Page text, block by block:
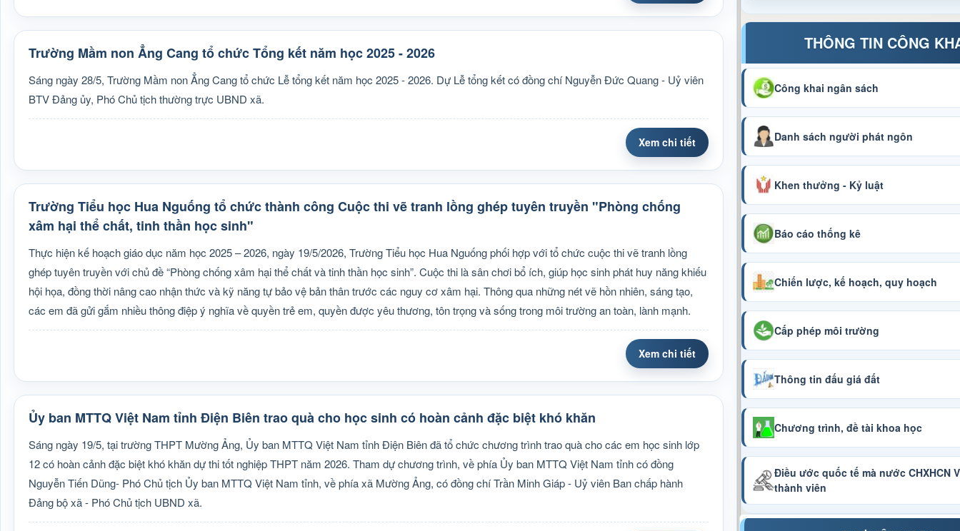
Trường Mầm non Ẳng Cang tổ chức Tổng kết năm học 2025 - 2026
Sáng ngày 28/5, Trường Mầm non Ẳng Cang tổ chức Lễ tổng kết năm học 2025 - 2026. Dự Lễ tổng kết có đồng chí Nguyễn Đức Quang - Uỷ viên
BTV Đảng ủy, Phó Chủ tịch thường trực UBND xã.
Xem chi tiết
Trường Tiểu học Hua Nguống tổ chức thành công Cuộc thi vẽ tranh lồng ghép tuyên truyền "Phòng chống
xâm hại thể chất, tinh thần học sinh"
Thực hiện kế hoạch giáo dục năm học 2025 – 2026, ngày 19/5/2026, Trường Tiểu học Hua Nguống phối hợp với tổ chức cuộc thi vẽ tranh lồng
ghép tuyên truyền với chủ đề “Phòng chống xâm hại thể chất và tinh thần học sinh”. Cuộc thi là sân chơi bổ ích, giúp học sinh phát huy năng khiếu
hội họa, đồng thời nâng cao nhận thức và kỹ năng tự bảo vệ bản thân trước các nguy cơ xâm hại. Thông qua những nét vẽ hồn nhiên, sáng tạo,
các em đã gửi gắm nhiều thông điệp ý nghĩa về quyền trẻ em, quyền được yêu thương, tôn trọng và sống trong môi trường an toàn, lành mạnh.
Xem chi tiết
Ủy ban MTTQ Việt Nam tỉnh Điện Biên trao quà cho học sinh có hoàn cảnh đặc biệt khó khăn
Sáng ngày 19/5, tại trường THPT Mường Ảng, Ủy ban MTTQ Việt Nam tỉnh Điện Biên đã tổ chức chương trình trao quà cho các em học sinh lớp
12 có hoàn cảnh đặc biệt khó khăn dự thi tốt nghiệp THPT năm 2026. Tham dự chương trình, về phía Ủy ban MTTQ Việt Nam tỉnh có đồng
Nguyễn Tiến Dũng- Phó Chủ tịch Ủy ban MTTQ Việt Nam tỉnh, về phía xã Mường Ảng, có đồng chí Trần Minh Giáp - Uỷ viên Ban chấp hành
Đảng bộ xã - Phó Chủ tịch UBND xã.
THÔNG TIN CÔNG
Công khai ngân sách
Danh sách người phát ngôn
Khen thưởng - Kỷ luật
Báo cáo thống kê
Chiến lược, kế hoạch, quy hoạch
Cấp phép môi trường
Thông tin đấu giá đất
Chương trình, đề tài khoa học
Điều ước quốc tế mà nước CHXHCN
thành viên